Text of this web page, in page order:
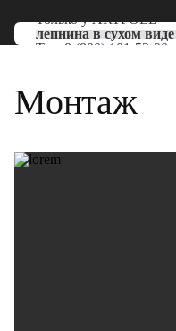
Только уARTPOLE
лепнина в сухом виде
Тел: 8 (800) 101-53-00
Монтаж